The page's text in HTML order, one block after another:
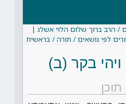
/ הרב ברוך שלום הלוי אשלג |
לפי נושאים / תורה / בראשית
ויהי בקר (ב)
תוכן